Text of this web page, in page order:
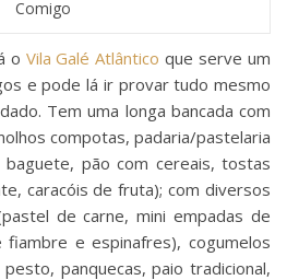
Comigo
o Vila Galé Atlântico que serve um
e pode lá ir provar tudo mesmo
Tem uma longa bancada com
compotas, padaria/pastelaria
pão com cereais, tostas
caracóis de fruta); com diversos
de carne, mini empadas de
fiambre e espinafres), cogumelos
panquecas, paio tradicional,